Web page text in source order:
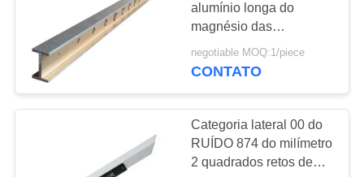
PEÇA
UMAS
CITAÇÕES
Placas de cama do
ferro fundido
alumínio longa do
magnésio das
ferramentas do metal a
régua lisa de medição
negotiable MOQ:1/piece
CONTATO
Categoria lateral 00 do
RUÍDO 874 do milímetro
2 quadrados retos de